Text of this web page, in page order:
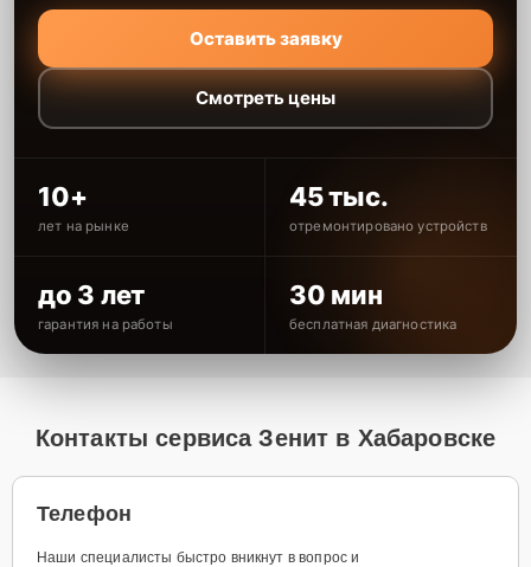
Оставить заявку
Смотреть цены
10+
лет на рынке
45 тыс.
отремонтировано устройств
до 3 лет
гарантия на работы
30 мин
бесплатная диагностика
Контакты сервиса Зенит в Хабаровске
Телефон
Наши специалисты быстро вникнут в вопрос и